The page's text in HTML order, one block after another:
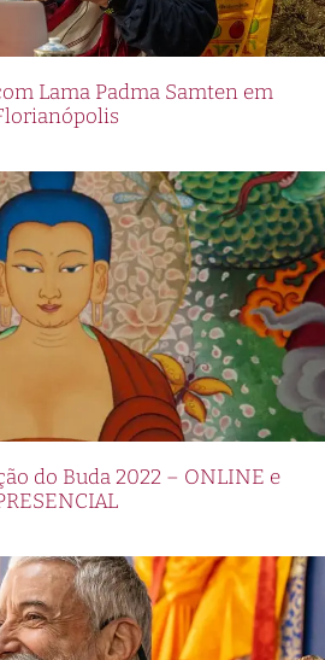
Lama Padma Samten em
do Buda 2022 – ONLINE e